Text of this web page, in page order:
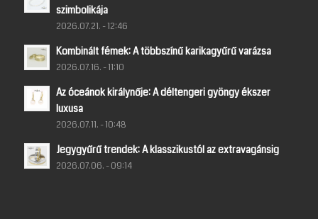
szimbolikája
2026.07.21. - 12:46
Kombinált fémek: A többszínű karikagyűrű varázsa
2026.07.16. - 11:10
Az óceánok királynője: A déltengeri gyöngy ékszer
luxusa
2026.07.11. - 10:48
Jegygyűrű trendek: A klasszikustól az extravagánsig
2026.07.06. - 09:14